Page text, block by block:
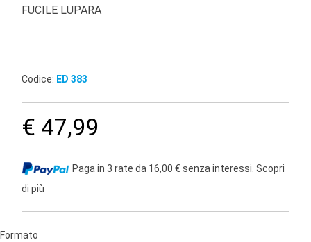
FUCILE LUPARA
Codice: ED 383
€ 47,99
Paga in 3 rate da 16,00 € senza interessi.Scopri
di più
Formato